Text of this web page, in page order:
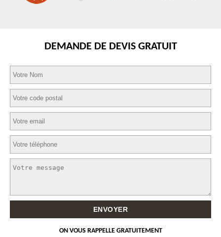
DEMANDE DE DEVIS GRATUIT
ON VOUS RAPPELLE GRATUITEMENT